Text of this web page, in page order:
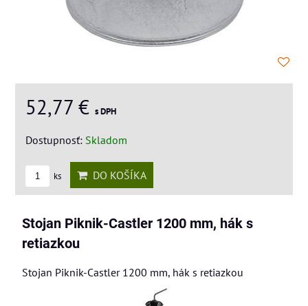
52,77 € s DPH
Dostupnosť: Skladom
ks DO KOŠÍKA
Stojan Piknik-Castler 1200 mm, hák s
retiazkou
Stojan Piknik-Castler 1200 mm, hák s retiazkou